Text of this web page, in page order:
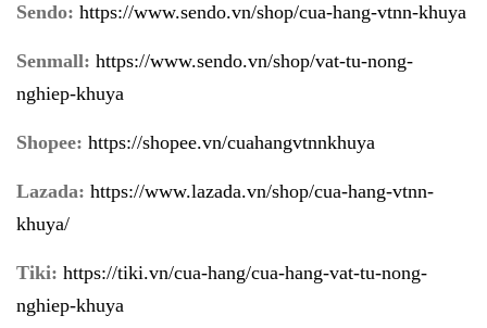
Sendo: https://www.sendo.vn/shop/cua-hang-vtnn-khuya
Senmall: https://www.sendo.vn/shop/vat-tu-nong-
nghiep-khuya
Shopee: https://shopee.vn/cuahangvtnnkhuya
Lazada: https://www.lazada.vn/shop/cua-hang-vtnn-
khuya/
Tiki: https://tiki.vn/cua-hang/cua-hang-vat-tu-nong-
nghiep-khuya